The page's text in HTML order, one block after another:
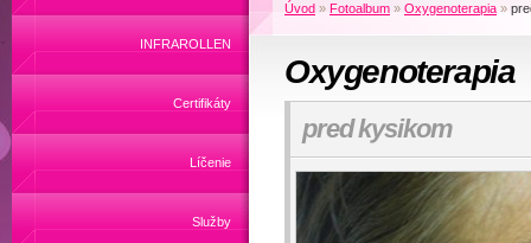
INFRAROLLEN
Certifikáty
Líčenie
Služby
Úvod » Fotoalbum » Oxygenoterapia »
Oxygenoterapia
pred kysikom